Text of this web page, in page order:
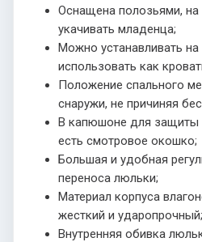
Оснащена полозьями,
укачивать младенца;
Можно устанавливать
использовать как
Положение спального
снаружи, не причиняя
В капюшоне для защиты
есть смотровое окошко;
Большая и удобная
переноса люльки;
Материал корпуса
жесткий и ударопрочный;
Внутренняя обивка